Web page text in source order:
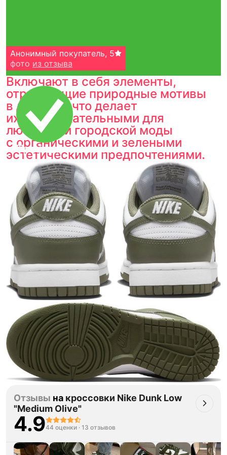
Тройная гарантия
оригинальности
Товар сертифицирован и опломбирован.
Проверяем на оригинальность
по 16 параметрам.
Если придёт подделка — вернём деньги
в трёхкратном размере.
Как мы провеяем товары
Анонимный покупатель, 5
фото из отзыва
Включают в себя элементы,
отражающие природные мотивы
в дизайне, что делает
их привлекательными для
любителей городской моды
с органическими и зелеными
эстетическими предпочтениями.
Отзывы на кроссовки Nike Dunk Low
"Medium Olive"
4.944 оценки · 13 отзывов